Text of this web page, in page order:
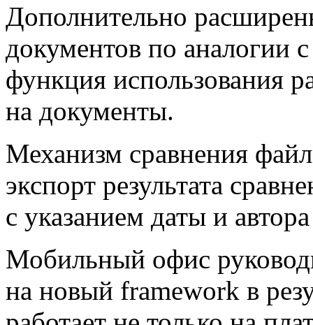
Дополнительно
документов по аналогии
функция использования
на документы.
Механизм сравнения
экспорт результата
с указанием даты и
Мобильный офис
на новый framework в